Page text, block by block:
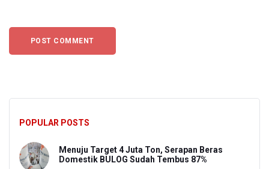
POPULAR POSTS
Menuju Target 4 Juta Ton, Serapan Beras
Domestik BULOG Sudah Tembus 87%